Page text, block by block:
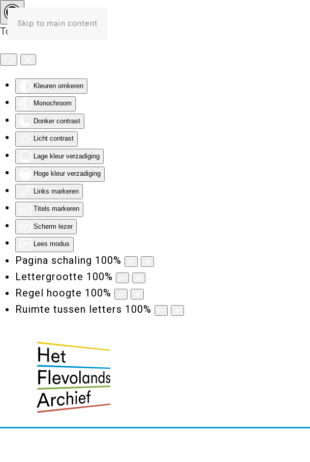
Toegankelijkheid
Kleuren omkeren
Monochroom
Donker contrast
Licht contrast
Lage kleur verzadiging
Hoge kleur verzadiging
Links markeren
Titels markeren
Scherm lezer
Lees modus
Pagina schaling 100%
Lettergrootte 100%
Regel hoogte 100%
Ruimte tussen letters 100%
Skip to main content